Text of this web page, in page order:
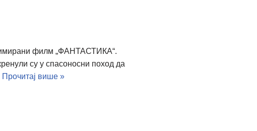
филм „ФАНТАСТИКА“.
су у спасоносни поход да
Прочитај више »